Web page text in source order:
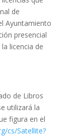
de
Ayuntamiento
presencial
licencia de
de Libros
utilizará la
figura en el
cs/Satellite?